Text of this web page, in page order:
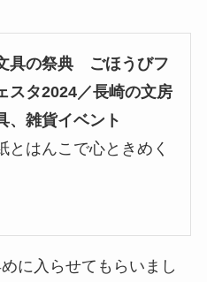
具の祭典 ごほうびフ
スタ2024／長崎の文房
、雑貨イベント
とはんこで心ときめく
に入らせてもらいまし